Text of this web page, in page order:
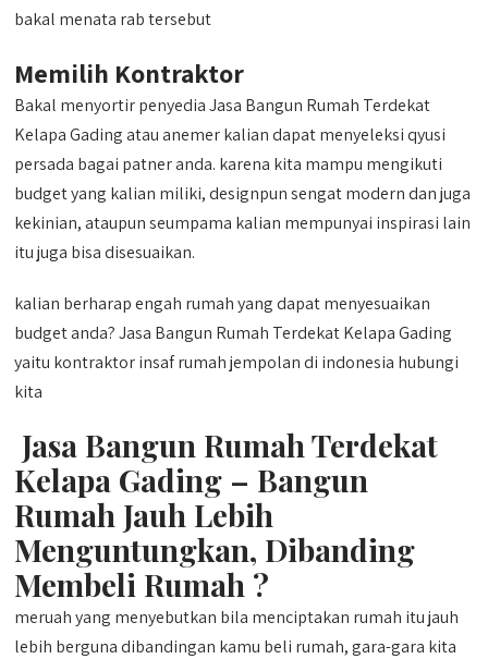
bakal menata rab tersebut
Memilih Kontraktor
Bakal menyortir penyedia Jasa Bangun Rumah Terdekat
Kelapa Gading atau anemer kalian dapat menyeleksi qyusi
persada bagai patner anda. karena kita mampu mengikuti
budget yang kalian miliki, designpun sengat modern dan juga
kekinian, ataupun seumpama kalian mempunyai inspirasi lain
itu juga bisa disesuaikan.
kalian berharap engah rumah yang dapat menyesuaikan
budget anda? Jasa Bangun Rumah Terdekat Kelapa Gading
yaitu kontraktor insaf rumah jempolan di indonesia hubungi
kita
Jasa Bangun Rumah Terdekat
Kelapa Gading – Bangun
Rumah Jauh Lebih
Menguntungkan, Dibanding
Membeli Rumah ?
meruah yang menyebutkan bila menciptakan rumah itu jauh
lebih berguna dibandingan kamu beli rumah, gara-gara kita